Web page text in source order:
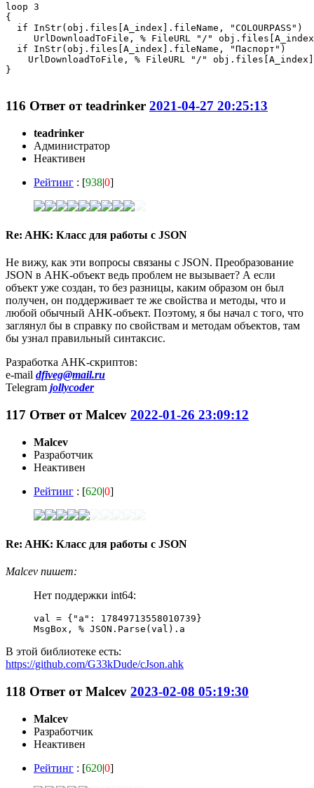
loop 3
{
  if InStr(obj.files[A_index].fileName, "COLOURPASS")
UrlDownloadToFile, % FileURL "/"
  if InStr(obj.files[A_index].fileName, "Паспорт")
UrlDownloadToFile, % FileURL "/"
}
116 Ответ отteadrinker 2021-04-27 20:25:13
teadrinker
Администратор
Неактивен
Рейтинг : [938|0]
Re: AHK: Класс для работы с JSON
Не вижу, как эти вопросы связаны с JSON. Преобразование
JSON в AHK-объект ведь проблем не вызывает? А если
объект уже создан, то без разницы, каким образом он был
получен, он поддерживает те же свойства и методы, что и
любой обычный AHK-объект. Поэтому, я бы начал с того, что
заглянул бы в справку по свойствам и методам объектов, там
бы узнал правильный синтаксис.
Разработка AHK-скриптов:
e-mail dfiveg@mail.ru
Telegram jollycoder
117 Ответ отMalcev 2022-01-26 23:09:12
Malcev
Разработчик
Неактивен
Рейтинг : [620|0]
Re: AHK: Класс для работы с JSON
Malcev пишет:
Нет поддержки int64:
val = {"a": 17849713558010739}
MsgBox, % JSON.Parse(val).a
В этой библиотеке есть:
https://github.com/G33kDude/cJson.ahk
118 Ответ отMalcev 2023-02-08 05:19:30
Malcev
Разработчик
Неактивен
Рейтинг : [620|0]